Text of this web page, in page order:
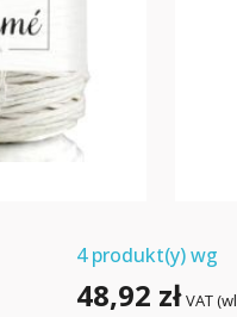
4produkt(y) wg
48,92 zł VAT